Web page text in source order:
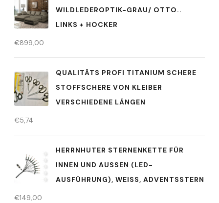
WILDLEDEROPTIK-GRAU/ OTTO..
LINKS + HOCKER
€899,00
QUALITÄTS PROFI TITANIUM SCHERE
STOFFSCHERE VON KLEIBER
VERSCHIEDENE LÄNGEN
€5,74
HERRNHUTER STERNENKETTE FÜR
INNEN UND AUSSEN (LED-
AUSFÜHRUNG), WEISS, ADVENTSSTERN
€149,00